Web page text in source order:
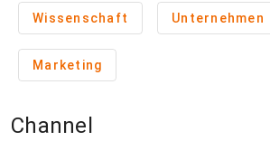
Wissenschaft Unternehmen
Marketing
Channel